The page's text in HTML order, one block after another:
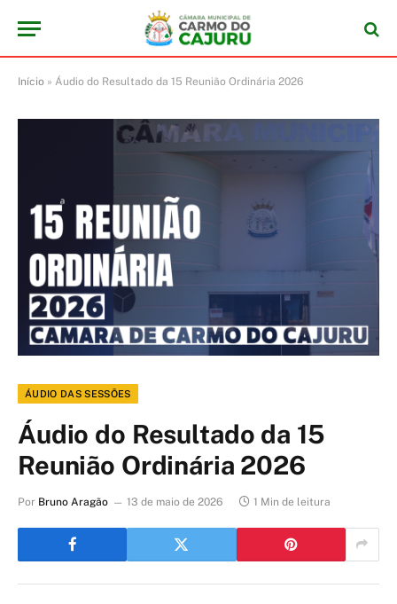
Início » Áudio do Resultado da 15 Reunião Ordinária 2026
ÁUDIO DAS SESSÕES
Áudio do Resultado da 15
Reunião Ordinária 2026
Por Bruno Aragão 13 de maio de 2026 1 Min de leitura